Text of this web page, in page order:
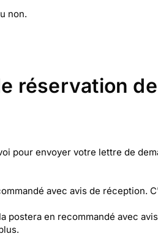
non.
réservation de
pour envoyer votre lettre de
avec avis de réception.
postera en recommandé avec